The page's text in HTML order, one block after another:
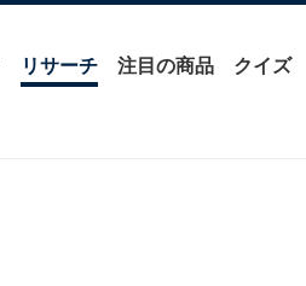
リサーチ 注目の商品 クイズ